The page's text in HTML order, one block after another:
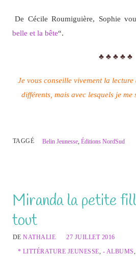
De Cécile Roumiguière, Sophie
belle et la bête“.
♣ ♣ ♣ ♣ ♣
Je vous conseille vivement la lecture
différents, mais avec lesquels je
TAGGÉ Belin Jeunesse,Éditions NordSud
Miranda la petite
tout
DENATHALIE
27 JUILLET 2016
* LITTÉRATURE JEUNESSE, - ALBUMS,